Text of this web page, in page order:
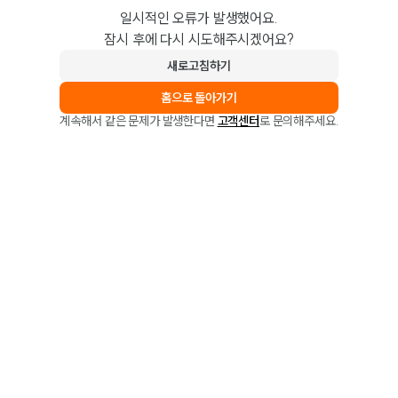
일시적인 오류가 발생했어요.
잠시 후에 다시 시도해주시겠어요?
새로고침하기
홈으로 돌아가기
계속해서 같은 문제가 발생한다면 고객센터로 문의해주세요.